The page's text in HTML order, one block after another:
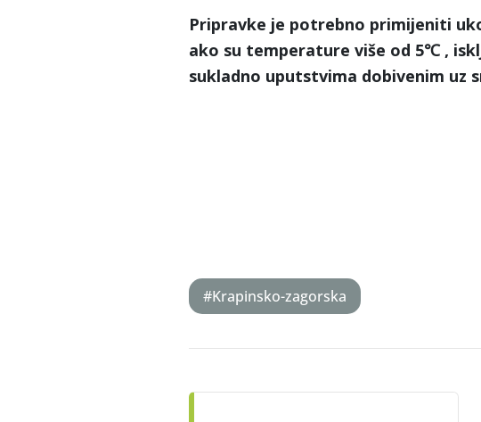
Pripravke je potrebno primijeniti
ako su temperature više od 5℃ ,
sukladno uputstvima dobivenim uz
#Krapinsko-zagorska
navigation